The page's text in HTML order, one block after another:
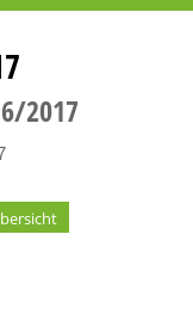
6 2017